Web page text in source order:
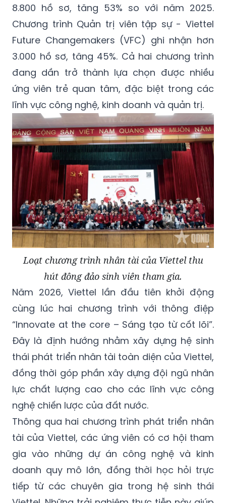
8.800 hồ sơ, tăng 53% so với năm 2025.
Chương trình Quản trị viên tập sự - Viettel
Future Changemakers (VFC) ghi nhận hơn
3.000 hồ sơ, tăng 45%. Cả hai chương trình
đang dần trở thành lựa chọn được nhiều
ứng viên trẻ quan tâm, đặc biệt trong các
lĩnh vực công nghệ, kinh doanh và quản trị.
Loạt chương trình nhân tài của Viettel thu
hút đông đảo sinh viên tham gia.
Năm 2026, Viettel lần đầu tiên khởi động
cùng lúc hai chương trình với thông điệp
“Innovate at the core – Sáng tạo từ cốt lõi”.
Đây là định hướng nhằm xây dựng hệ sinh
thái phát triển nhân tài toàn diện của Viettel,
đồng thời góp phần xây dựng đội ngũ nhân
lực chất lượng cao cho các lĩnh vực công
nghệ chiến lược của đất nước.
Thông qua hai chương trình phát triển nhân
tài của Viettel, các ứng viên có cơ hội tham
gia vào những dự án công nghệ và kinh
doanh quy mô lớn, đồng thời học hỏi trực
tiếp từ các chuyên gia trong hệ sinh thái